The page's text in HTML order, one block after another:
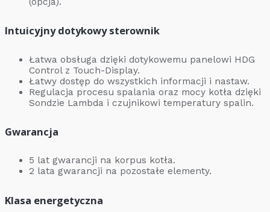
Intuicyjny dotykowy sterownik
Łatwa obsługa dzięki dotykowemu panelowi HDG
Control z Touch-Display.
Łatwy dostęp do wszystkich informacji i nastaw.
Regulacja procesu spalania oraz mocy kotła dzięki
Sondzie Lambda i czujnikowi temperatury spalin.
Gwarancja
5 lat gwarancji na korpus kotła.
2 lata gwarancji na pozostałe elementy.
Klasa energetyczna